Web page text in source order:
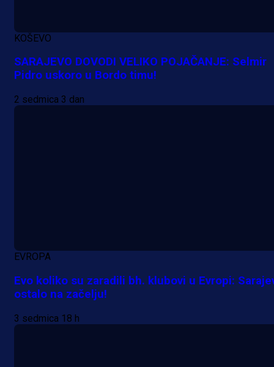
Grbavica se prisjetila Izeta
Manijaci razvili posebnu parolu!
KOŠEVO
SARAJEVO DOVODI VELIKO POJAČANJE: Selmir
Pidro uskoro u Bordo timu!
2 sedmica 3 dan
EVROPA
Evo koliko su zaradili bh. klubovi u Evropi:
ostalo na začelju!
3 sedmica 18 h